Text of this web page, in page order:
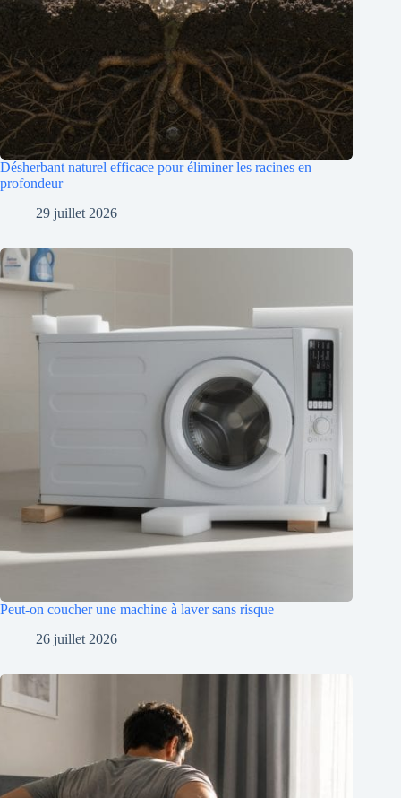
Désherbant naturel efficace pour éliminer les racines en
profondeur
29 juillet 2026
Peut-on coucher une machine à laver sans risque
26 juillet 2026